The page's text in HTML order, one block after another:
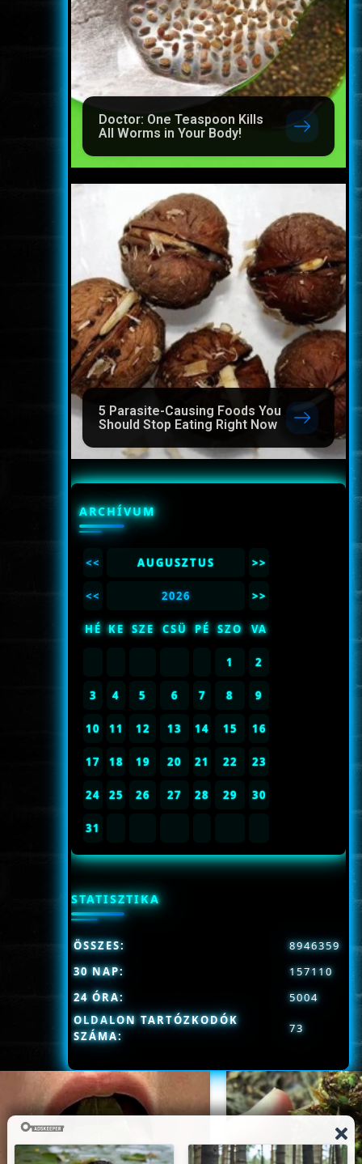
Doctor: One Teaspoon Kills
All Worms in Your Body!
5 Parasite-Causing Foods You
Should Stop Eating Right Now
ARCHÍVUM
<< AUGUSZTUS >>
<< 2026 >>
HÉ KE SZE CSÜ PÉ SZO VA
1 2
3 4 5 6 7 8 9
10 11 12 13 14 15 16
17 18 19 20 21 22 23
24 25 26 27 28 29 30
31
STATISZTIKA
OLDALON TARTÓZKODÓK
SZÁMA:
73
ÖSSZES:
8946359
30 NAP:
157110
24 ÓRA:
5004